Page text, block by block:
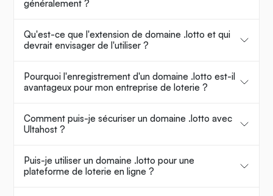
généralement ?
Qu'est-ce que l'extension de domaine .lotto et qui
devrait envisager de l'utiliser ?
Pourquoi l'enregistrement d'un domaine .lotto est-il
avantageux pour mon entreprise de loterie ?
Comment puis-je sécuriser un domaine .lotto avec
Ultahost ?
Puis-je utiliser un domaine .lotto pour une
plateforme de loterie en ligne ?